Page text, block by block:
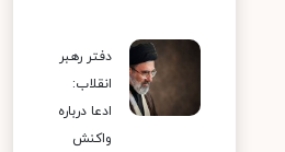
دفتر رهبر
انقلاب:
ادعا درباره
واکنش